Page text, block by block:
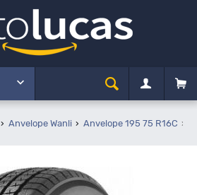
Anvelope Wanli Anvelope 195 75 R16C